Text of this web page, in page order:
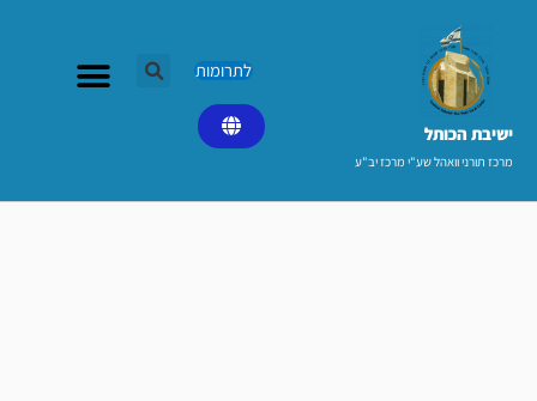
ישיבת הכותל​
מרכז תורני וואהל שע"י מרכז יב"ע
לתרומות